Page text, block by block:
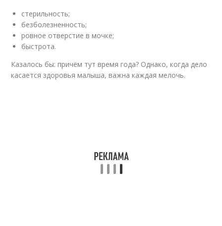
стерильность;
безболезненность;
ровное отверстие в мочке;
быстрота.
Казалось бы: причём тут время года? Однако, когда дело
касается здоровья малыша, важна каждая мелочь.